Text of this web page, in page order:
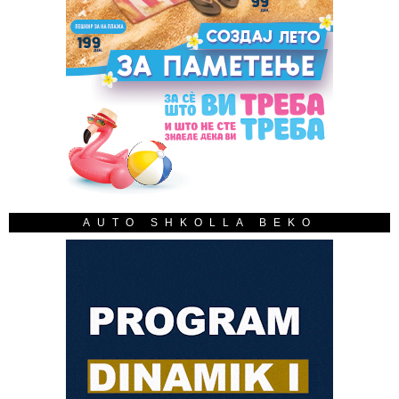
AUTO SHKOLLA BEKO